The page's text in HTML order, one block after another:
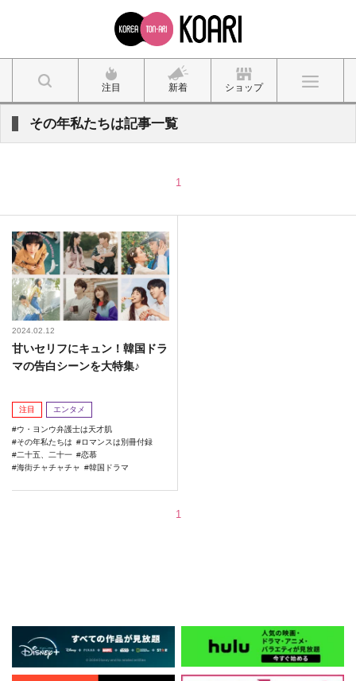
注目 新着 ショップ
その年私たちは記事一覧
1
2024.02.12
甘いセリフにキュン！韓国ドラ
マの告白シーンを大特集♪
注目 エンタメ
ウ・ヨンウ弁護士は天才肌
その年私たちは
ロマンスは別冊付録
二十五、二十一
恋慕
海街チャチャチャ
韓国ドラマ
1